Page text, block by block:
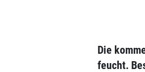
Die
feucht.